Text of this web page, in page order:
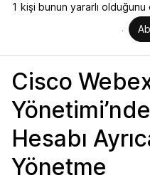
1 kişi bunun yararlı olduğunu
Cisco
Hesabı
Yönetme